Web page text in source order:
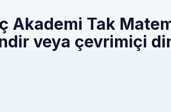
Akademi Tak
veya çevrimiçi